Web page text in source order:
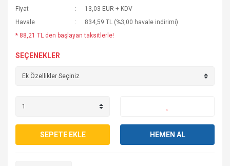
Fiyat
13,03 EUR + KDV
Havale
834,59 TL (%3,00 havale indirimi)
* 88,21 TL den başlayan taksitlerle!
SEÇENEKLER
SEPETE EKLE HEMEN AL